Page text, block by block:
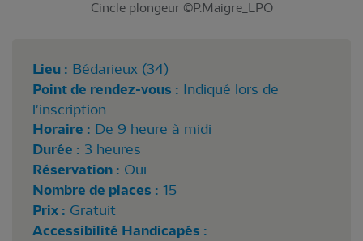
Cincle plongeur ©P.Maigre_LPO
Lieu : Bédarieux (34)
Point de rendez-vous : Indiqué lors de
l'inscription
Horaire : De 9 heure à midi
Durée : 3 heures
Réservation : Oui
Nombre de places : 15
Prix : Gratuit
Accessibilité Handicapés :